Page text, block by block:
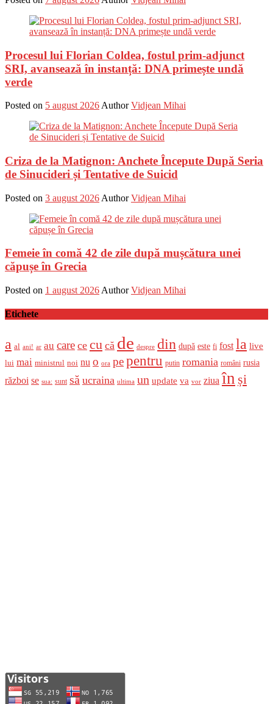
Procesul lui Florian Coldea, fostul prim-adjunct
SRI, avansează în instanță: DNA primește undă
verde
Posted on 5 august 2026 Author Vidjean Mihai
Criza de la Matignon: Anchete Începute După Seria
de Sinucideri și Tentative de Suicid
Posted on 3 august 2026 Author Vidjean Mihai
Femeie în comă 42 de zile după mușcătura unei
căpușe în Grecia
Posted on 1 august 2026 Author Vidjean Mihai
Etichete
a al ani! ar au care ce cu că de despre din după este fi fost la live
lui mai ministrul noi nu o ora pepentru putin romania români rusia
război se sua: sunt să ucraina ultima un update va vor ziua în și